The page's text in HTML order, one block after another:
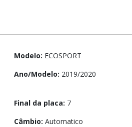
Modelo: ECOSPORT
Ano/Modelo: 2019/2020
Final da placa: 7
Câmbio: Automatico